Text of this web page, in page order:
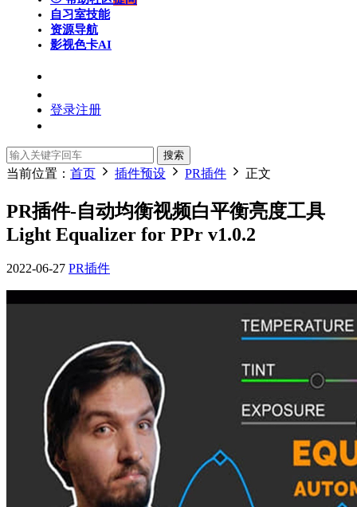
自习室技能
资源导航
影视色卡AI
登录注册
搜索
当前位置： 首页 插件预设 PR插件 正文
PR插件-自动均衡视频白平衡亮度工具
Light Equalizer for PPr v1.0.2
2022-06-27 PR插件